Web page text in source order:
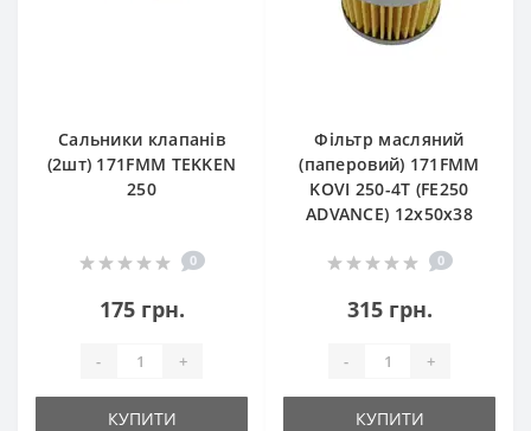
Сальники клапанів
(2шт) 171FMM TEKKEN
250
0
175 грн.
- +
КУПИТИ
Фільтр масляний
(паперовий) 171FMM
KOVI 250-4T (FE250
ADVANCE) 12х50х38
0
315 грн.
- +
КУПИТИ